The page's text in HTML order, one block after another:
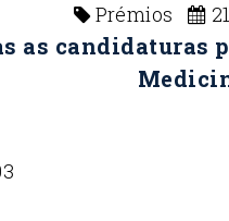
Prémios
as candidaturas